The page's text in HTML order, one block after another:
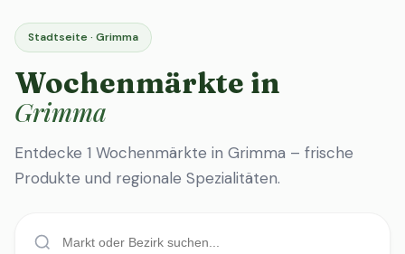
Stadtseite · Grimma
Wochenmärkte in
Grimma
Entdecke 1 Wochenmärkte in Grimma – frische
Produkte und regionale Spezialitäten.